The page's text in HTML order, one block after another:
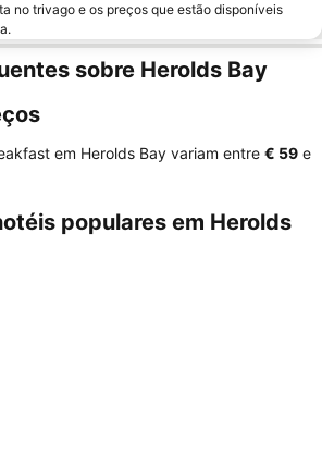
no trivago e os preços que estão disponíveis
sobre Herolds Bay
em Herolds Bay variam entre ‎€ 59 e
populares em Herolds